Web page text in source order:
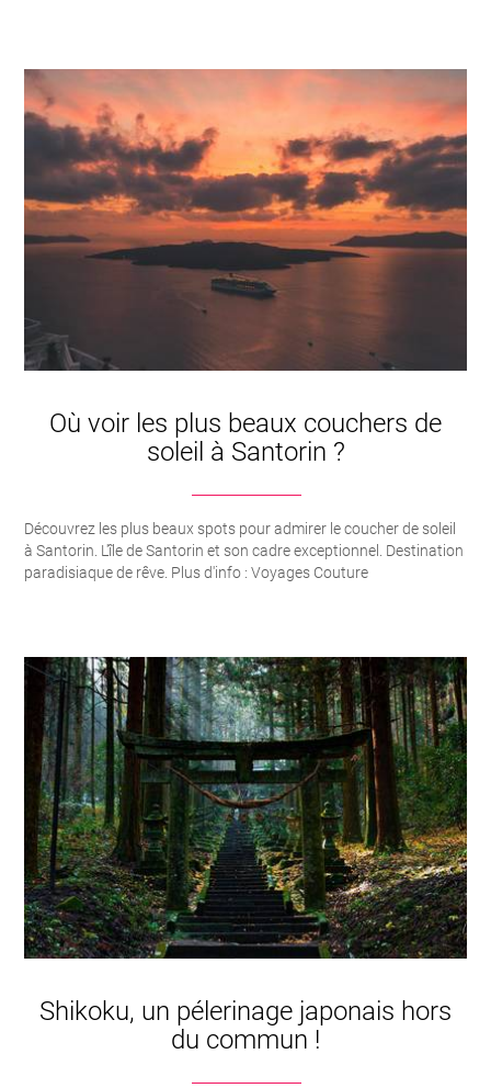
Où voir les plus beaux couchers de
soleil à Santorin ?
Découvrez les plus beaux spots pour admirer le coucher de soleil
à Santorin. L'île de Santorin et son cadre exceptionnel. Destination
paradisiaque de rêve. Plus d'info : Voyages Couture
Shikoku, un pélerinage japonais hors
du commun !